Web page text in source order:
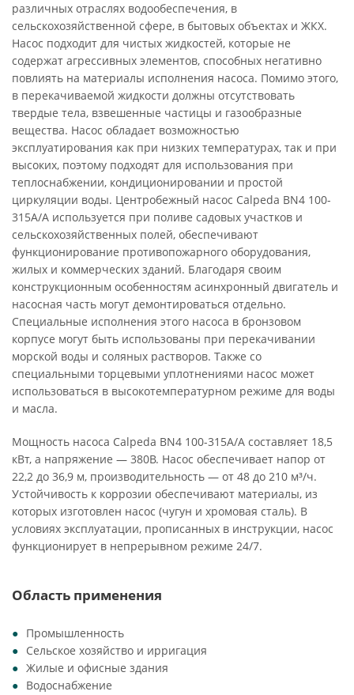
различных отраслях водообеспечения, в
сельскохозяйственной сфере, в бытовых объектах и ЖКХ.
Насос подходит для чистых жидкостей, которые не
содержат агрессивных элементов, способных негативно
повлиять на материалы исполнения насоса. Помимо этого,
в перекачиваемой жидкости должны отсутствовать
твердые тела, взвешенные частицы и газообразные
вещества. Насос обладает возможностью
эксплуатирования как при низких температурах, так и при
высоких, поэтому подходят для использования при
теплоснабжении, кондиционировании и простой
циркуляции воды. Центробежный насос Calpeda BN4 100-
315A/A используется при поливе садовых участков и
сельскохозяйственных полей, обеспечивают
функционирование противопожарного оборудования,
жилых и коммерческих зданий. Благодаря своим
конструкционным особенностям асинхронный двигатель и
насосная часть могут демонтироваться отдельно.
Специальные исполнения этого насоса в бронзовом
корпусе могут быть использованы при перекачивании
морской воды и соляных растворов. Также со
специальными торцевыми уплотнениями насос может
использоваться в высокотемпературном режиме для воды
и масла.
Мощность насоса Calpeda BN4 100-315A/A составляет 18,5
кВт, а напряжение — 380В. Насос обеспечивает напор от
22,2 до 36,9 м, производительность — от 48 до 210 м³/ч.
Устойчивость к коррозии обеспечивают материалы, из
которых изготовлен насос (чугун и хромовая сталь). В
условиях эксплуатации, прописанных в инструкции, насос
функционирует в непрерывном режиме 24/7.
Область применения
Промышленность
Сельское хозяйство и ирригация
Жилые и офисные здания
Водоснабжение